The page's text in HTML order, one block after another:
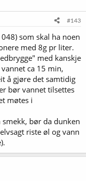
#143
som skal ha noen
med 8g pr liter.
med kanskje
ca 15 min,
å gjøre det samtidig
bør vannet tilsettes
møtes i
bør da dunken
riste øl og vann